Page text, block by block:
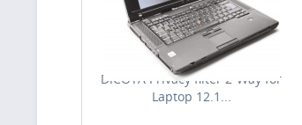
DICOTA Privacy filter 2-Way for
Laptop 12.1...